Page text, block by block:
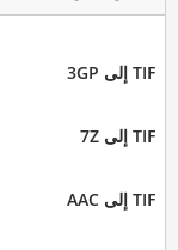
TIF إلى 3GP
TIF إلى 7Z
TIF إلى AAC